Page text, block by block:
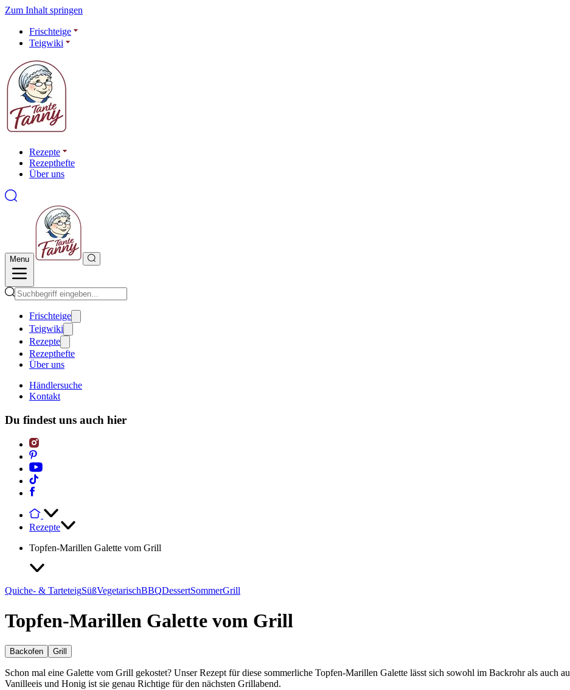
Zum Inhalt springen
Frischteige
Teigwiki
Rezepte
Rezepthefte
Über uns
Menu
Frischteige
Teigwiki
Rezepte
Rezepthefte
Über uns
Händlersuche
Kontakt
Du findest uns auch hier
Rezepte
Topfen-Marillen Galette vom Grill
Quiche- & TarteteigSüßVegetarischBBQDessertSommerGrill
Topfen-Marillen Galette vom Grill
Backofen Grill
Schon mal eine Galette vom Grill gekostet? Unser Rezept für diese sommerliche Topfen-Marillen Galette lässt sich sowohl im Backrohr als auch
Vanilleeis und Honig ist sie genau Richtige für den nächsten Grillabend.